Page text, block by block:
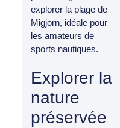
explorer la plage de
Migjorn, idéale pour
les amateurs de
sports nautiques.
Explorer la
nature
préservée